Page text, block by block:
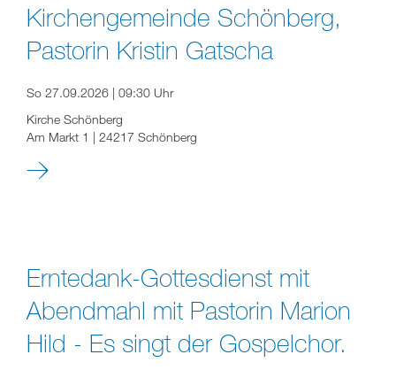
Kirchengemeinde Schönberg,
Pastorin Kristin Gatscha
So 27.09.2026 | 09:30 Uhr
Kirche Schönberg
Am Markt 1 | 24217 Schönberg
Erntedank-Gottesdienst mit
Abendmahl mit Pastorin Marion
Hild - Es singt der Gospelchor.